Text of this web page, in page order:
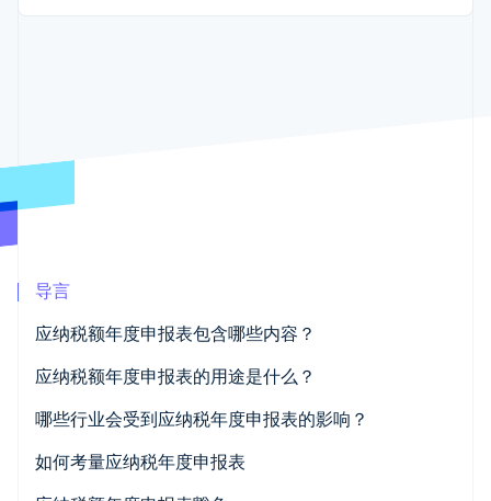
非营利组织
导言
应纳税额年度申报表包含哪些内容？
应纳税额年度申报表的用途是什么？
改善税务合规
威慑逃税
哪些行业会受到应纳税年度申报表的影响？
强制性行业
如何考量应纳税年度申报表